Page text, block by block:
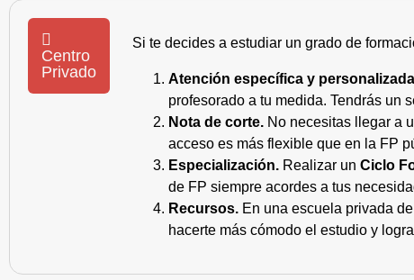
Centro
Privado
Si te decides a estudiar un grado de
Atención específica y
profesorado a tu medida. Tendrás un
Nota de corte. No necesitas llegar a
acceso es más flexible que en la FP
Especialización. Realizar un Ciclo
de FP siempre acordes a tus
Recursos. En una escuela privada
hacerte más cómodo el estudio y